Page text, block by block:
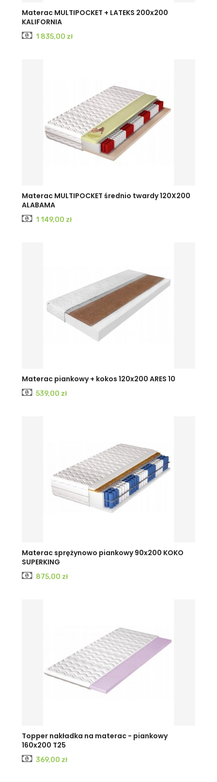
Materac MULTIPOCKET + LATEKS 200x200
KALIFORNIA
Cena
1 835,00 zł
Materac MULTIPOCKET średnio twardy 120X200
ALABAMA
Cena
1 149,00 zł
Materac piankowy + kokos 120x200 ARES 10
Cena
539,00 zł
Materac sprężynowo piankowy 90x200 KOKO
SUPERKING
Cena
875,00 zł
Topper nakładka na materac - piankowy
160x200 T25
Cena
369,00 zł